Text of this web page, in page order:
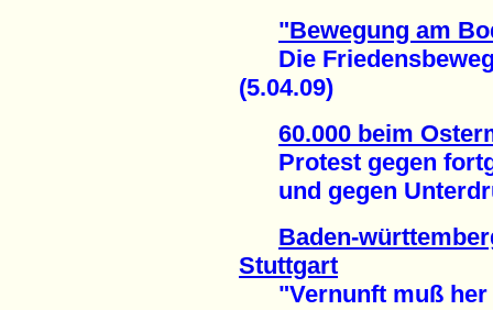
"Bewegung am
Die
(5.04.09)
60.000 beim
Protest gegen
und gegen
Baden-
Stuttgart
"Vernunft muß her